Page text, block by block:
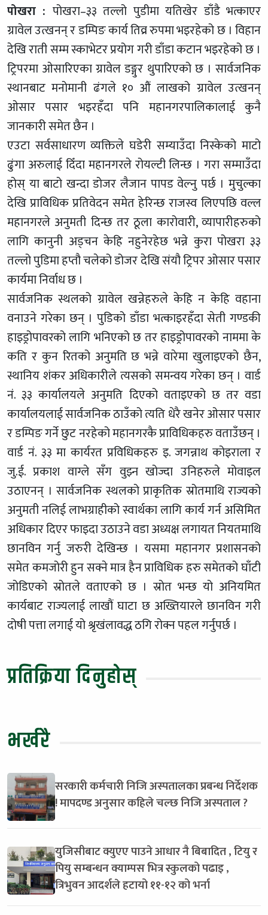
पोखरा : पोखरा–३३ तल्लो पुडीमा यतिखेर डाँडै भत्काएर
ग्रावेल उत्खनन् र डम्पिङ कार्य तिव्र रुपमा भइरहेको छ । विहान
देखि राती सम्म स्काभेटर प्रयोग गरी डाँडा कटान भइरहेको छ ।
ट्रिपरमा ओसारिएका ग्रावेल डङ्गुर थुपारिएको छ । सार्वजनिक
स्थानबाट मनोमानी ढंगले १० औं लाखको ग्रावेल उत्खनन्
ओसार पसार भइरहँदा पनि महानगरपालिकालाई कुनै
जानकारी समेत छैन ।
एउटा सर्वसाधारण व्यक्तिले घडेरी सम्याउँदा निस्केको माटो
ढुंगा अरुलाई दिँदा महानगरले रोयल्टी लिन्छ । गरा सम्माउँदा
होस् या बाटो खन्दा डोजर लैजान पापड वेल्नु पर्छ । मुचुल्का
देखि प्राविधिक प्रतिवेदन समेत हेरिन्छ राजस्व लिएपछि वल्ल
महानगरले अनुमती दिन्छ तर ठूला कारोवारी, व्यापारीहरुको
लागि कानुनी अड्चन केहि नहुनेरहेछ भन्ने कुरा पोखरा ३३
तल्लो पुडिमा हप्तौ चलेको डोजर देखि संयौ ट्रिपर ओसार पसार
कार्यमा निर्वाध छ ।
सार्वजनिक स्थलको ग्रावेल खन्नेहरुले केहि न केहि वहाना
वनाउने गरेका छन् । पुडिको डाँडा भत्काइरहँदा सेती गण्डकी
हाइड्रोपावरको लागि भनिएको छ तर हाइड्रोपावरको नाममा के
कति र कुन रितको अनुमति छ भन्ने वारेमा खुलाइएको छैन,
स्थानिय शंकर अधिकारीले त्यसको समन्वय गरेका छन् । वार्ड
नं. ३३ कार्यालयले अनुमति दिएको वताइएको छ तर वडा
कार्यालयलाई सार्वजनिक ठाउँको त्यति धेरै खनेर ओसार पसार
र डम्पिङ गर्ने छुट नरहेको महानगरकै प्राविधिकहरु वताउँछन् ।
वार्ड नं. ३३ मा कार्यरत प्रविधिकहरु इ. जगन्नाथ कोइराला र
जु.ई. प्रकाश वाग्ले सँग वुझ्न खोज्दा उनिहरुले मोवाइल
उठाएनन् । सार्वजनिक स्थलको प्राकृतिक स्रोतमाथि राज्यको
अनुमती नलिई लाभग्राहीको स्वार्थका लागि कार्य गर्न असिमित
अधिकार दिएर फाइदा उठाउने वडा अध्यक्ष लगायत नियतमाथि
छानविन गर्नु जरुरी देखिन्छ । यसमा महानगर प्रशासनको
समेत कमजोरी हुन सक्ने मात्र हैन प्राविधिक हरु समेतको घाँटी
जोडिएको स्रोतले वताएको छ । स्रोत भन्छ यो अनियमित
कार्यबाट राज्यलाई लाखौं घाटा छ अख्तियारले छानविन गरी
दोषी पत्ता लगाई यो श्रृखंलावद्ध ठगि रोक्न पहल गर्नुपर्छ ।
प्रतिक्रिया दिनुहोस्
भर्खरै
सरकारी कर्मचारी निजि अस्पतालका प्रबन्ध निर्देशक
! मापदण्ड अनुसार कहिले चल्छ निजि अस्पताल ?
युजिसीबाट क्युएए पाउने आधार नै बिबादित , टियु र
पियु सम्बन्धन क्याम्पस भित्र स्कुलको पढाइ ,
त्रिभुवन आदर्शले हटायो ११-१२ को भर्ना